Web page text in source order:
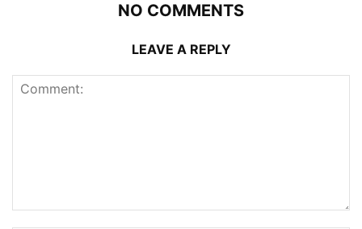
NO COMMENTS
LEAVE A REPLY